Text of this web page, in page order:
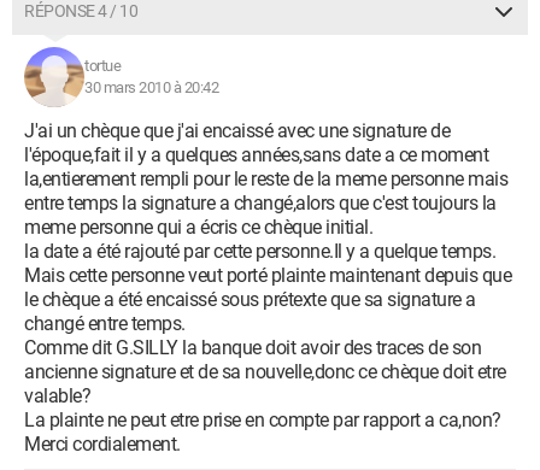
RÉPONSE 4 / 10
tortue
30 mars 2010 à 20:42
J'ai un chèque que j'ai encaissé avec une signature de
l'époque,fait il y a quelques années,sans date a ce moment
la,entierement rempli pour le reste de la meme personne mais
entre temps la signature a changé,alors que c'est toujours la
meme personne qui a écris ce chèque initial.
la date a été rajouté par cette personne.Il y a quelque temps.
Mais cette personne veut porté plainte maintenant depuis que
le chèque a été encaissé sous prétexte que sa signature a
changé entre temps.
Comme dit G.SILLY la banque doit avoir des traces de son
ancienne signature et de sa nouvelle,donc ce chèque doit etre
valable?
La plainte ne peut etre prise en compte par rapport a ca,non?
Merci cordialement.